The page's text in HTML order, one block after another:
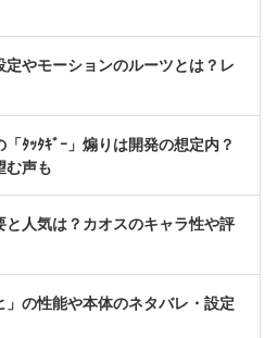
定やモーションのルーツとは？レ
「ﾀｯﾀｷﾞｰ」煽りは開発の想定内？
む声も
と人気は？カオスのキャラ性や評
」の性能や本体のネタバレ・設定